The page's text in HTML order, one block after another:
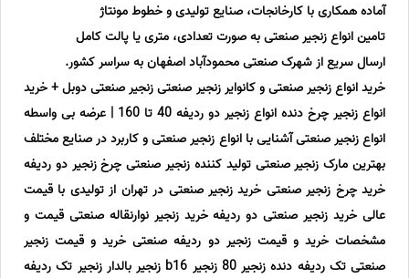
آماده همکاری با کارخانجات، صنایع تولیدی و خطوط مونتاژ
تامین انواع زنجیر صنعتی به صورت تعدادی، متری یا پالت کامل
ارسال سریع از شهرک صنعتی محمودآباد اصفهان به سراسر کشور.
خرید انواع زنجیر صنعتی و کانوایر زنجیر صنعتی زنجیر صنعتی دوبل + خرید
انواع زنجیر چرخ دنده انواع زنجیر دو ردیفه 40 تا 160 | عرضه بی واسطه
انواع زنجیر صنعتی آشنایی با انواع زنجیر صنعتی و کاربرد در صنایع مختلف
بهترین مارک زنجیر صنعتی تولید کننده زنجیر صنعتی چرخ زنجیر دو ردیفه
خرید چرخ زنجیر صنعتی خرید زنجیر صنعتی در تهران از تولیدی با قیمت
عالی خرید زنجیر صنعتی دو ردیفه خرید زنجیر نوارنقاله صنعتی قیمت و
مشخصات خرید و قیمت زنجیر دو ردیفه صنعتی خرید و قیمت زنجیر
صنعتی تک ردیفه دنده زنجیر 80 زنجیر b16 زنجیر بالدار زنجیر تک ردیفه